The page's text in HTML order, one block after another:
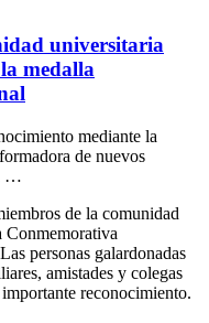
universitaria
medalla
mediante la
de nuevos
…
de la comunidad
Conmemorativa
personas galardonadas
amistades y colegas
reconocimiento.